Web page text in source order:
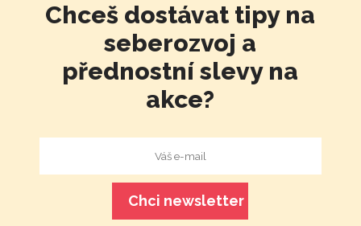
Chceš dostávat tipy na
seberozvoj a
přednostní slevy na
akce?